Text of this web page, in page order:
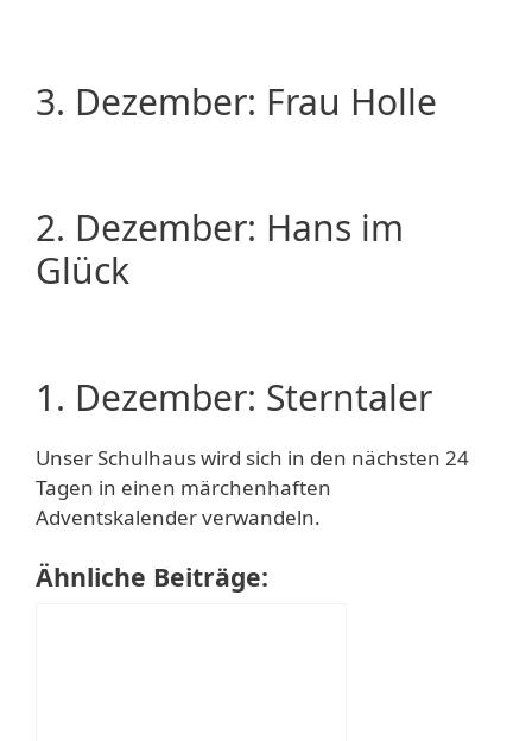
3. Dezember: Frau Holle
2. Dezember: Hans im
Glück
1. Dezember: Sterntaler
Unser Schulhaus wird sich in den nächsten 24
Tagen in einen märchenhaften
Adventskalender verwandeln.
Ähnliche Beiträge: